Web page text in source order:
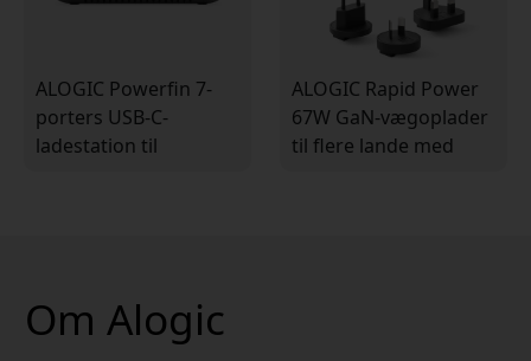
ALOGIC Powerfin 7-
porters USB-C-
ladestation til
ALOGIC Rapid Power
67W GaN-vægoplader
til flere lande med
Om Alogic